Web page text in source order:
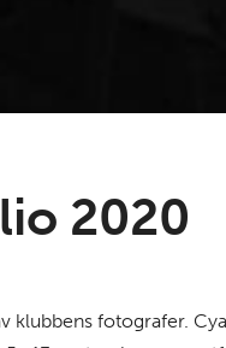
2020
klubbens fotografer.